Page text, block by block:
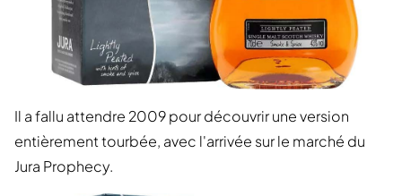
Il a fallu attendre 2009 pour découvrir une version
entièrement tourbée, avec l'arrivée sur le marché du
Jura Prophecy.